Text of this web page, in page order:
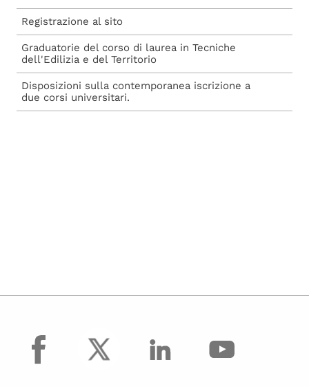
Registrazione al sito
Graduatorie del corso di laurea in Tecniche
dell'Edilizia e del Territorio
Disposizioni sulla contemporanea iscrizione a
due corsi universitari.
facebook